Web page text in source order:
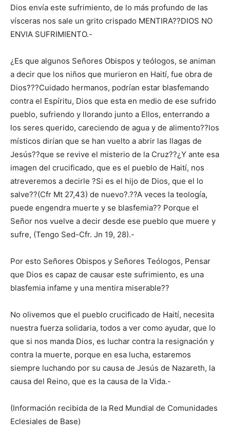
Dios envía este sufrimiento, de lo más profundo de las
vísceras nos sale un grito crispado MENTIRA??DIOS NO
ENVIA SUFRIMIENTO.-
¿Es que algunos Señores Obispos y teólogos, se animan
a decir que los niños que murieron en Haití, fue obra de
Dios???Cuidado hermanos, podrían estar blasfemando
contra el Espíritu, Dios que esta en medio de ese sufrido
pueblo, sufriendo y llorando junto a Ellos, enterrando a
los seres querido, careciendo de agua y de alimento??los
místicos dirían que se han vuelto a abrir las llagas de
Jesús??que se revive el misterio de la Cruz??¿Y ante esa
imagen del crucificado, que es el pueblo de Haití, nos
atreveremos a decirle ?Si es el hijo de Dios, que el lo
salve??(Cfr Mt 27,43) de nuevo?.??A veces la teología,
puede engendra muerte y se blasfemia?? Porque el
Señor nos vuelve a decir desde ese pueblo que muere y
sufre, (Tengo Sed-Cfr. Jn 19, 28).-
Por esto Señores Obispos y Señores Teólogos, Pensar
que Dios es capaz de causar este sufrimiento, es una
blasfemia infame y una mentira miserable??
No olivemos que el pueblo crucificado de Haití, necesita
nuestra fuerza solidaria, todos a ver como ayudar, que lo
que si nos manda Dios, es luchar contra la resignación y
contra la muerte, porque en esa lucha, estaremos
siempre luchando por su causa de Jesús de Nazareth, la
causa del Reino, que es la causa de la Vida.-
(Información recibida de la Red Mundial de Comunidades
Eclesiales de Base)